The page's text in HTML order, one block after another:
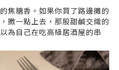
焦糖香。如果你買了路邊攤的
撒一點上去，那股甜鹹交織的
為自己在吃高級居酒屋的串